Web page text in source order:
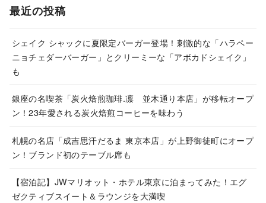
カ
ブ
最近の投稿
シェイク シャックに夏限定バーガー登場！刺激的な「ハラペー
ニョチェダーバーガー」とクリーミーな「アボカドシェイク」
も
銀座の名喫茶「炭火焙煎珈琲.凛 並木通り本店」が移転オープ
ン！23年愛される炭火焙煎コーヒーを味わう
札幌の名店「成吉思汗だるま 東京本店」が上野御徒町にオープ
ン！ブランド初のテーブル席も
【宿泊記】JWマリオット・ホテル東京に泊まってみた！エグ
ゼクティブスイート＆ラウンジを大満喫